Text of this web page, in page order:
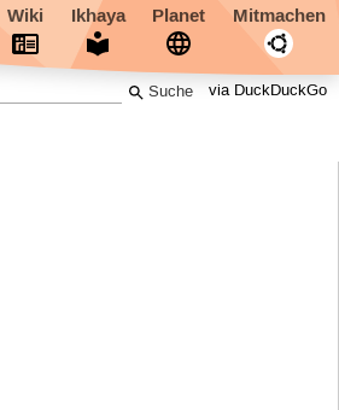
Wiki Ikhaya Planet Mitmachen
via DuckDuckGo